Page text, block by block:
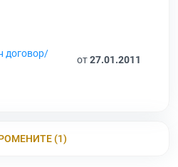
договор/
от27.01.2011
(1)